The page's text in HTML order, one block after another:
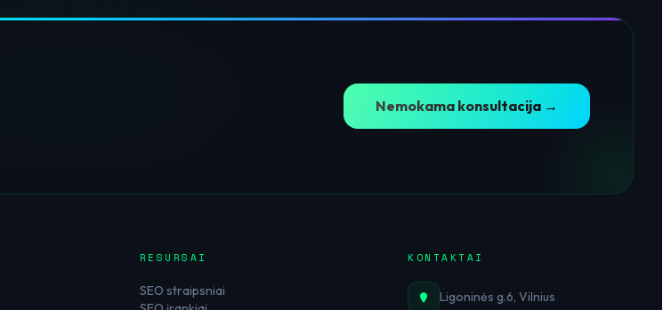
Nemokama konsultacija →
RESURSAI
SEO straipsniai
KONTAKTAI
Ligoninės g.6, Vilnius